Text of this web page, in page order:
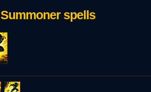
Summoner spells